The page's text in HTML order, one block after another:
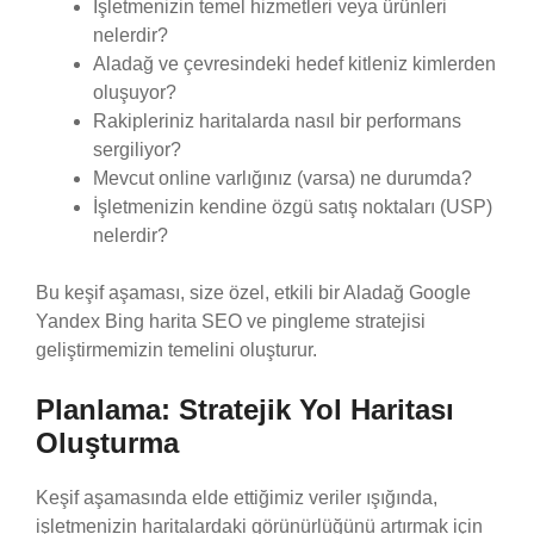
İşletmenizin temel hizmetleri veya ürünleri
nelerdir?
Aladağ ve çevresindeki hedef kitleniz kimlerden
oluşuyor?
Rakipleriniz haritalarda nasıl bir performans
sergiliyor?
Mevcut online varlığınız (varsa) ne durumda?
İşletmenizin kendine özgü satış noktaları (USP)
nelerdir?
Bu keşif aşaması, size özel, etkili bir Aladağ Google
Yandex Bing harita SEO ve pingleme stratejisi
geliştirmemizin temelini oluşturur.
Planlama: Stratejik Yol Haritası
Oluşturma
Keşif aşamasında elde ettiğimiz veriler ışığında,
işletmenizin haritalardaki görünürlüğünü artırmak için